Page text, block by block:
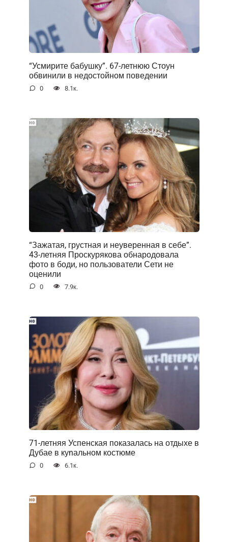
“Усмирите бабушку”. 67-летнюю Стоун
обвинили в недостойном поведении
0 8.1к.
“Зажатая, грустная и неуверенная в себе”.
43-летняя Проскурякова обнародовала
фото в боди, но пользователи Сети не
оценили
0 7.9к.
71-летняя Успенская показалась на отдыхе в
Дубае в куnальном костюме
0 6.1к.